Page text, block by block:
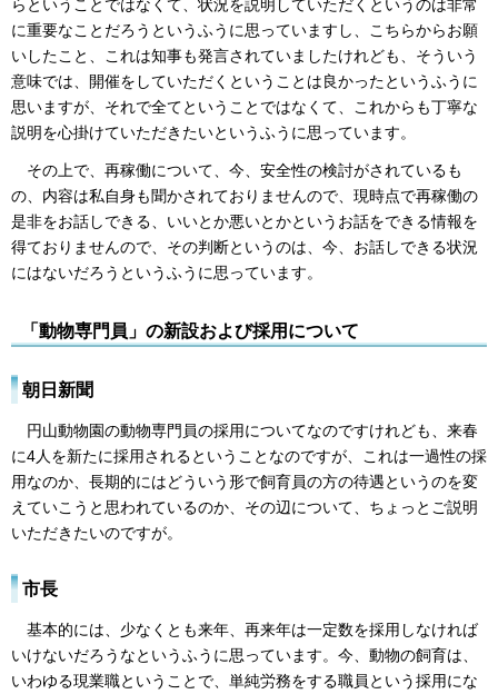
らということではなくて、状況を説明していただくというのは非常
に重要なことだろうというふうに思っていますし、こちらからお願
いしたこと、これは知事も発言されていましたけれども、そういう
意味では、開催をしていただくということは良かったというふうに
思いますが、それで全てということではなくて、これからも丁寧な
説明を心掛けていただきたいというふうに思っています。
その上で、再稼働について、今、安全性の検討がされているも
の、内容は私自身も聞かされておりませんので、現時点で再稼働の
是非をお話しできる、いいとか悪いとかというお話をできる情報を
得ておりませんので、その判断というのは、今、お話しできる状況
にはないだろうというふうに思っています。
「動物専門員」の新設および採用について
朝日新聞
円山動物園の動物専門員の採用についてなのですけれども、来春
に4人を新たに採用されるということなのですが、これは一過性の採
用なのか、長期的にはどういう形で飼育員の方の待遇というのを変
えていこうと思われているのか、その辺について、ちょっとご説明
いただきたいのですが。
市長
基本的には、少なくとも来年、再来年は一定数を採用しなければ
いけないだろうなというふうに思っています。今、動物の飼育は、
いわゆる現業職ということで、単純労務をする職員という採用にな